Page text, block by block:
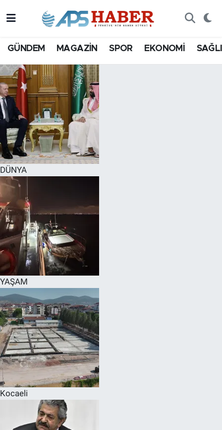
GÜNDEM MAGAZİN SPOR EKONOMİ
DÜNYA
YAŞAM
Kocaeli